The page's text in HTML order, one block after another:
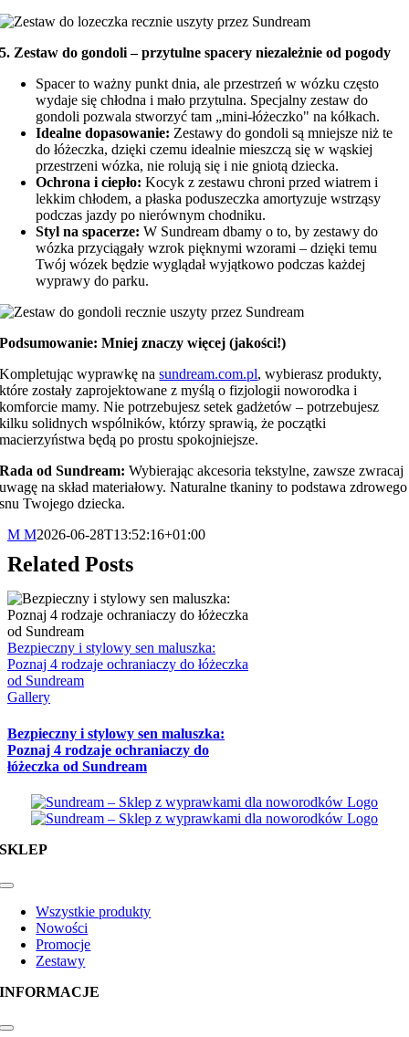
5. Zestaw do gondoli – przytulne spacery niezależnie od pogody
Spacer to ważny punkt dnia, ale przestrzeń w wózku często
wydaje się chłodna i mało przytulna. Specjalny zestaw do
gondoli pozwala stworzyć tam „mini-łóżeczko" na kółkach.
Idealne dopasowanie: Zestawy do gondoli są mniejsze niż te
do łóżeczka, dzięki czemu idealnie mieszczą się w wąskiej
przestrzeni wózka, nie rolują się i nie gniotą dziecka.
Ochrona i ciepło: Kocyk z zestawu chroni przed wiatrem i
lekkim chłodem, a płaska poduszeczka amortyzuje wstrząsy
podczas jazdy po nierównym chodniku.
Styl na spacerze: W Sundream dbamy o to, by zestawy do
wózka przyciągały wzrok pięknymi wzorami – dzięki temu
Twój wózek będzie wyglądał wyjątkowo podczas każdej
wyprawy do parku.
Podsumowanie: Mniej znaczy więcej (jakości!)
Kompletując wyprawkę nasundream.com.pl, wybierasz produkty,
które zostały zaprojektowane z myślą o fizjologii noworodka i
komforcie mamy. Nie potrzebujesz setek gadżetów – potrzebujesz
kilku solidnych wspólników, którzy sprawią, że początki
macierzyństwa będą po prostu spokojniejsze.
Rada od Sundream: Wybierając akcesoria tekstylne, zawsze zwracaj
uwagę na skład materiałowy. Naturalne tkaniny to podstawa zdrowego
snu Twojego dziecka.
M M2026-06-28T13:52:16+01:00
Related Posts
Bezpieczny i stylowy sen maluszka:
Poznaj 4 rodzaje ochraniaczy do łóżeczka
od Sundream
Gallery
Bezpieczny i stylowy sen maluszka:
Poznaj 4 rodzaje ochraniaczy do
łóżeczka od Sundream
SKLEP
Toggle
NavigationWszystkie produkty
Nowości
Promocje
Zestawy
INFORMACJE
Toggle